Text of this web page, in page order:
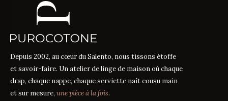
Depuis 2002, au cœur du Salento, nous tissons étoffe
et savoir-faire. Un atelier de linge de maison où chaque
drap, chaque nappe, chaque serviette naît cousu main
et sur mesure, une pièce à la fois.